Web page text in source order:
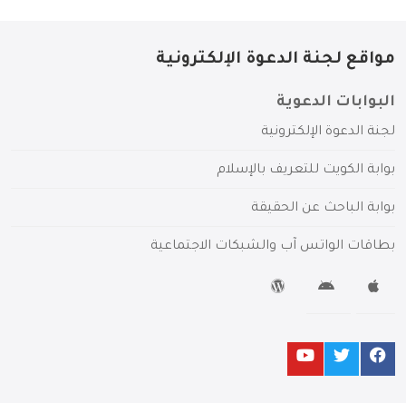
مواقع لجنة الدعوة الإلكترونية
البوابات الدعوية
لجنة الدعوة الإلكترونية
بوابة الكويت للتعريف بالإسلام
بوابة الباحث عن الحقيقة
بطاقات الواتس آب والشبكات الاجتماعية